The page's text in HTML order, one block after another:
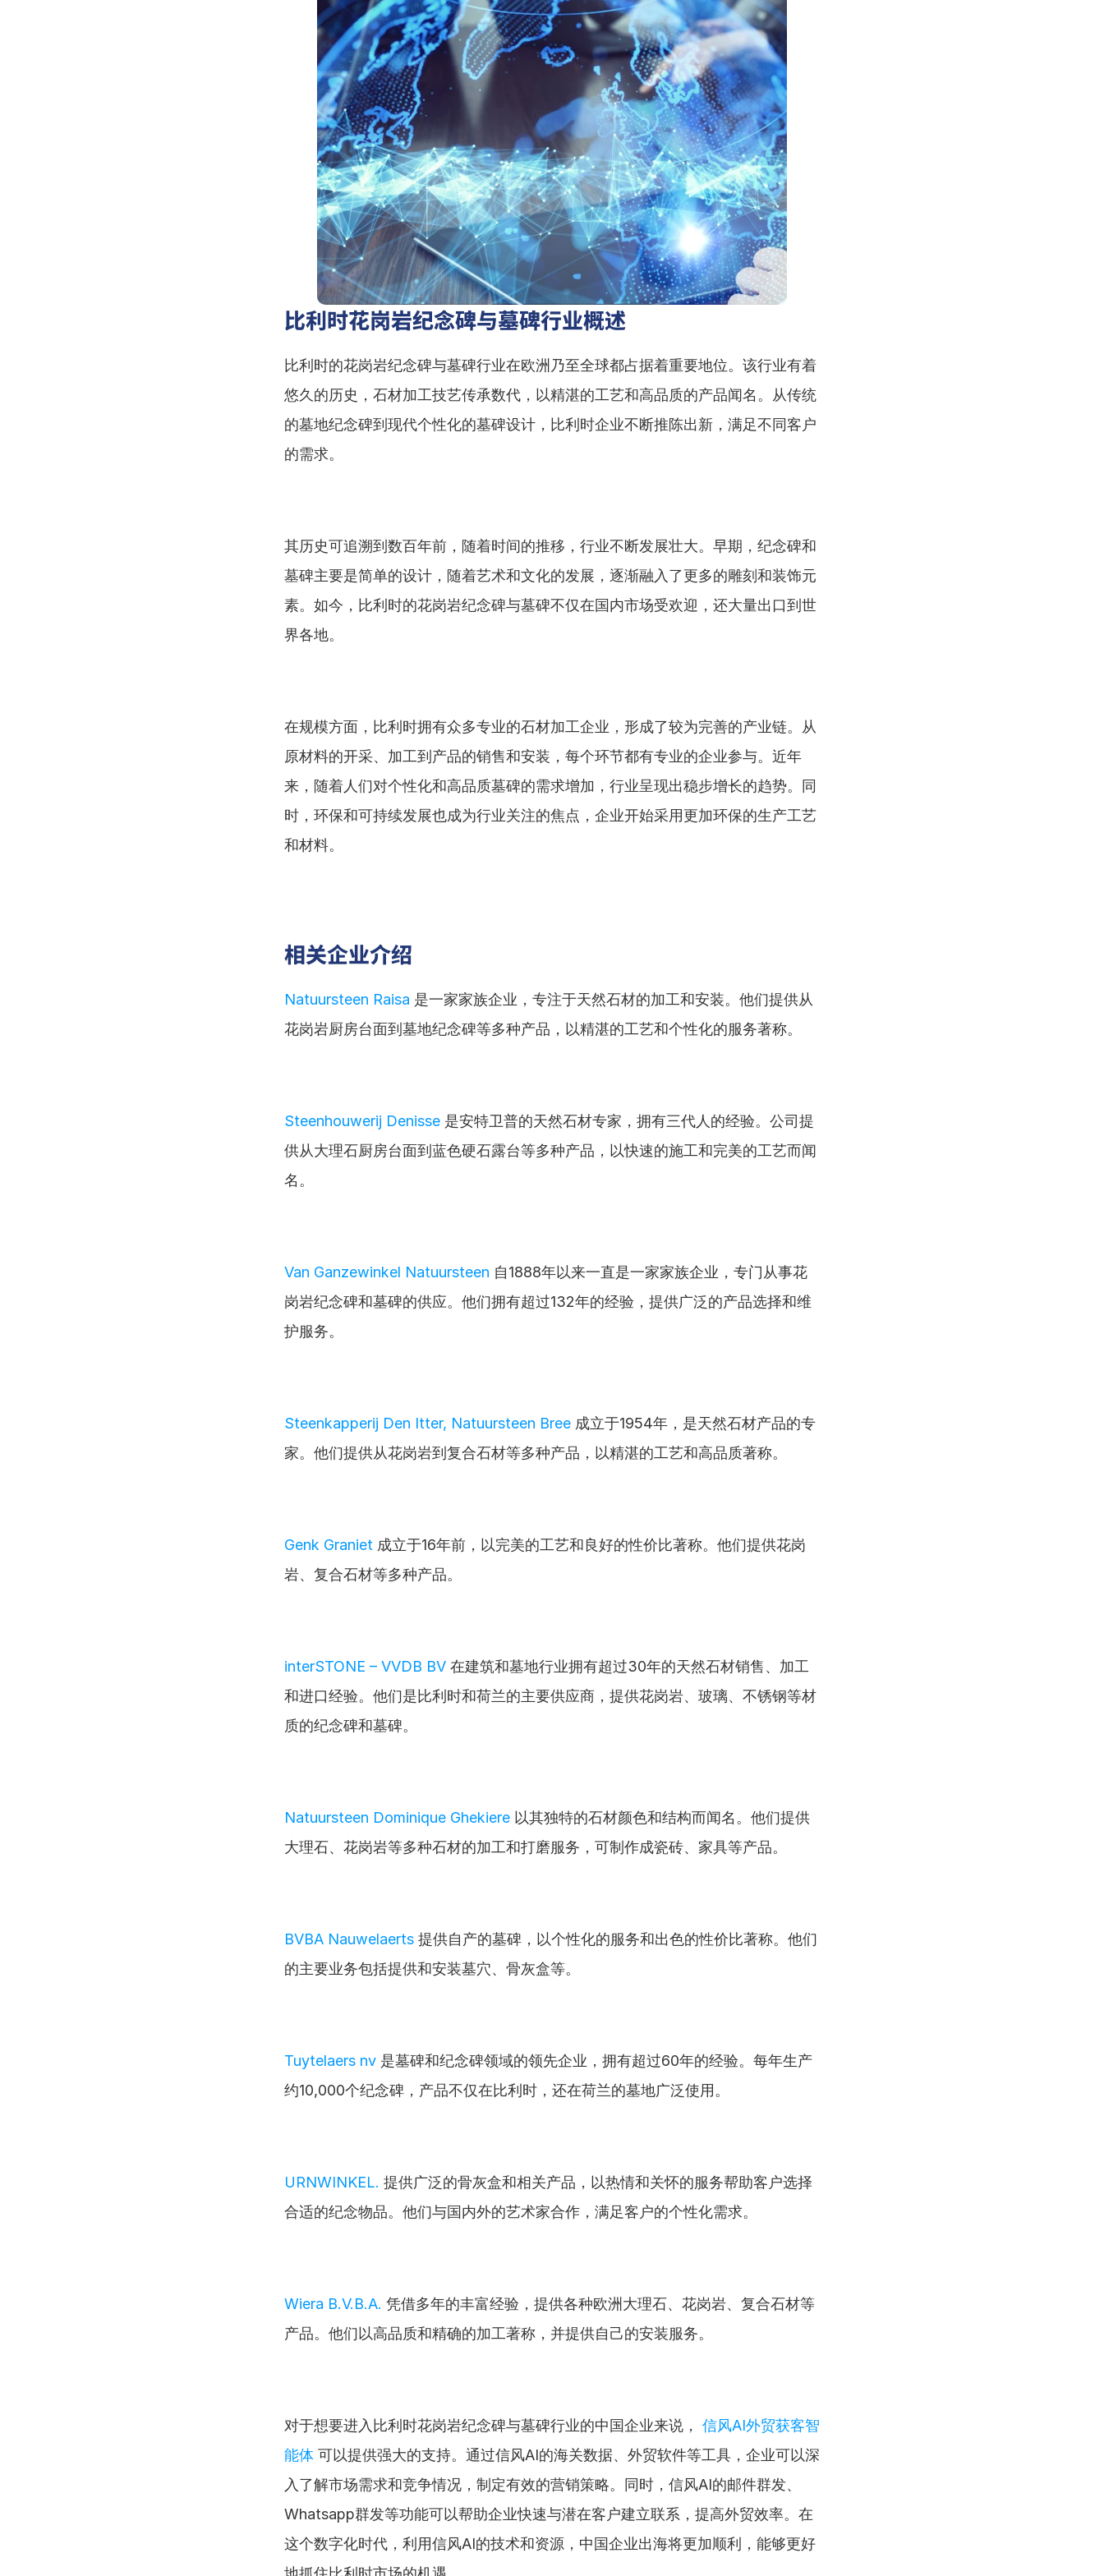
比利时花岗岩纪念碑与墓碑行业概述
比利时的花岗岩纪念碑与墓碑行业在欧洲乃至全球都占据着重要地位。该行业有着
悠久的历史，石材加工技艺传承数代，以精湛的工艺和高品质的产品闻名。从传统
的墓地纪念碑到现代个性化的墓碑设计，比利时企业不断推陈出新，满足不同客户
的需求。
其历史可追溯到数百年前，随着时间的推移，行业不断发展壮大。早期，纪念碑和
墓碑主要是简单的设计，随着艺术和文化的发展，逐渐融入了更多的雕刻和装饰元
素。如今，比利时的花岗岩纪念碑与墓碑不仅在国内市场受欢迎，还大量出口到世
界各地。
在规模方面，比利时拥有众多专业的石材加工企业，形成了较为完善的产业链。从
原材料的开采、加工到产品的销售和安装，每个环节都有专业的企业参与。近年
来，随着人们对个性化和高品质墓碑的需求增加，行业呈现出稳步增长的趋势。同
时，环保和可持续发展也成为行业关注的焦点，企业开始采用更加环保的生产工艺
和材料。
相关企业介绍
Natuursteen Raisa 是一家家族企业，专注于天然石材的加工和安装。他们提供从
花岗岩厨房台面到墓地纪念碑等多种产品，以精湛的工艺和个性化的服务著称。
Steenhouwerij Denisse 是安特卫普的天然石材专家，拥有三代人的经验。公司提
供从大理石厨房台面到蓝色硬石露台等多种产品，以快速的施工和完美的工艺而闻
名。
Van Ganzewinkel Natuursteen 自1888年以来一直是一家家族企业，专门从事花
岗岩纪念碑和墓碑的供应。他们拥有超过132年的经验，提供广泛的产品选择和维
护服务。
Steenkapperij Den Itter, Natuursteen Bree 成立于1954年，是天然石材产品的专
家。他们提供从花岗岩到复合石材等多种产品，以精湛的工艺和高品质著称。
Genk Graniet 成立于16年前，以完美的工艺和良好的性价比著称。他们提供花岗
岩、复合石材等多种产品。
interSTONE – VVDB BV 在建筑和墓地行业拥有超过30年的天然石材销售、加工
和进口经验。他们是比利时和荷兰的主要供应商，提供花岗岩、玻璃、不锈钢等材
质的纪念碑和墓碑。
Natuursteen Dominique Ghekiere 以其独特的石材颜色和结构而闻名。他们提供
大理石、花岗岩等多种石材的加工和打磨服务，可制作成瓷砖、家具等产品。
BVBA Nauwelaerts 提供自产的墓碑，以个性化的服务和出色的性价比著称。他们
的主要业务包括提供和安装墓穴、骨灰盒等。
Tuytelaers nv 是墓碑和纪念碑领域的领先企业，拥有超过60年的经验。每年生产
约10,000个纪念碑，产品不仅在比利时，还在荷兰的墓地广泛使用。
URNWINKEL. 提供广泛的骨灰盒和相关产品，以热情和关怀的服务帮助客户选择
合适的纪念物品。他们与国内外的艺术家合作，满足客户的个性化需求。
Wiera B.V.B.A. 凭借多年的丰富经验，提供各种欧洲大理石、花岗岩、复合石材等
产品。他们以高品质和精确的加工著称，并提供自己的安装服务。
对于想要进入比利时花岗岩纪念碑与墓碑行业的中国企业来说， 信风AI外贸获客智
能体 可以提供强大的支持。通过信风AI的海关数据、外贸软件等工具，企业可以深
入了解市场需求和竞争情况，制定有效的营销策略。同时，信风AI的邮件群发、
Whatsapp群发等功能可以帮助企业快速与潜在客户建立联系，提高外贸效率。在
这个数字化时代，利用信风AI的技术和资源，中国企业出海将更加顺利，能够更好